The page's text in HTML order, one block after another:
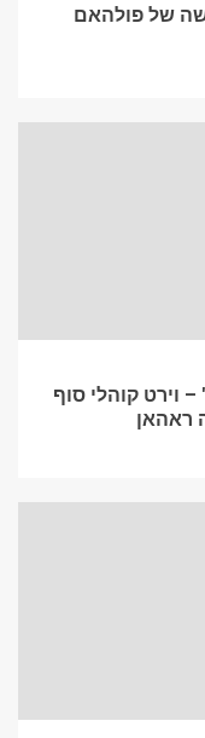
של פולהאם
וירט קוהלי סוף
ראהאן